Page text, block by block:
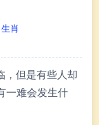
生肖
，但是有些人却
一难会发生什